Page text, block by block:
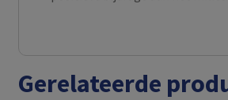
Gerelateerde